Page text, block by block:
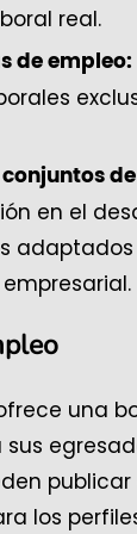
real.
de empleo:
conjuntos
en el
una
los